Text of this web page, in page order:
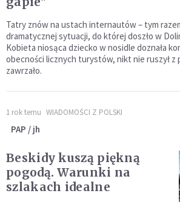
Tatry znów na ustach internautów – tym
dramatycznej sytuacji, do której doszło w
Kobieta niosąca dziecko w nosidle doznała
obecności licznych turystów, nikt nie ruszył z
zawrzało.
1 rok temu WIADOMOŚCI Z POLSKI
PAP / jh
Beskidy kuszą piękną
pogodą. Warunki na
szlakach idealne